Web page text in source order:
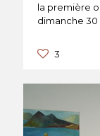
la première
dimanche
3